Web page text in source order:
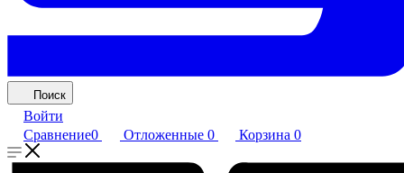
Поиск
Войти
Сравнение0 Отложенные 0 Корзина 0